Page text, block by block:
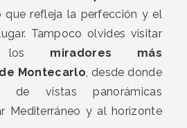
que refleja la perfección y el
Tampoco olvides visitar
los miradores más
Montecarlo, desde donde
de vistas panorámicas
Mediterráneo y al horizonte